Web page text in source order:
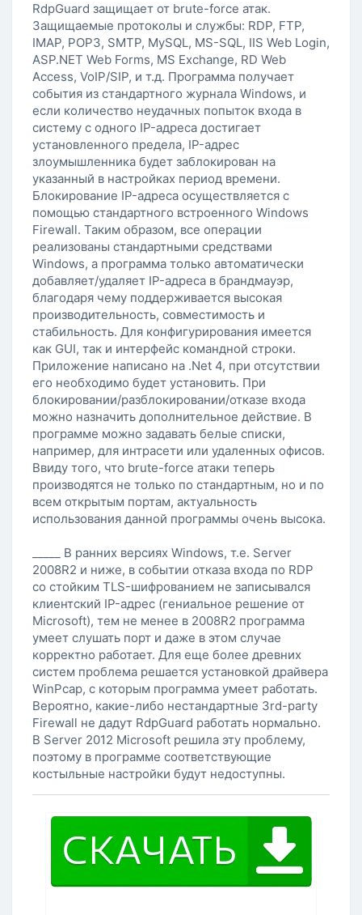
RdpGuard защищает от brute-force атак.
Защищаемые протоколы и службы: RDP, FTP,
IMAP, POP3, SMTP, MySQL, MS-SQL, IIS Web Login,
ASP.NET Web Forms, MS Exchange, RD Web
Access, VoIP/SIP, и т.д. Программа получает
события из стандартного журнала Windows, и
если количество неудачных попыток входа в
систему с одного IP-адреса достигает
установленного предела, IP-адрес
злоумышленника будет заблокирован на
указанный в настройках период времени.
Блокирование IP-адреса осуществляется с
помощью стандартного встроенного Windows
Firewall. Таким образом, все операции
реализованы стандартными средствами
Windows, а программа только автоматически
добавляет/удаляет IP-адреса в брандмауэр,
благодаря чему поддерживается высокая
производительность, совместимость и
стабильность. Для конфигурирования имеется
как GUI, так и интерфейс командной строки.
Приложение написано на .Net 4, при отсутствии
его необходимо будет установить. При
блокировании/разблокировании/отказе входа
можно назначить дополнительное действие. В
программе можно задавать белые списки,
например, для интрасети или удаленных офисов.
Ввиду того, что brute-force атаки теперь
производятся не только по стандартным, но и по
всем открытым портам, актуальность
использования данной программы очень высока.
_____ В ранних версиях Windows, т.е. Server
2008R2 и ниже, в событии отказа входа по RDP
со стойким TLS-шифрованием не записывался
клиентский IP-адрес (гениальное решение от
Microsoft), тем не менее в 2008R2 программа
умеет слушать порт и даже в этом случае
корректно работает. Для еще более древних
систем проблема решается установкой драйвера
WinPcap, с которым программа умеет работать.
Вероятно, какие-либо нестандартные 3rd-party
Firewall не дадут RdpGuard работать нормально.
В Server 2012 Microsoft решила эту проблему,
поэтому в программе соответствующие
костыльные настройки будут недоступны.